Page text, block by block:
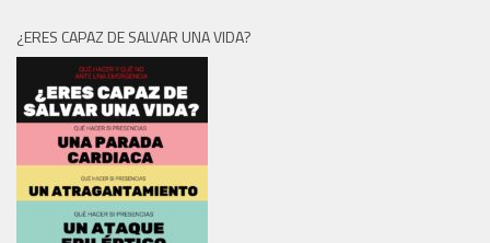
¿ERES CAPAZ DE SALVAR UNA VIDA?